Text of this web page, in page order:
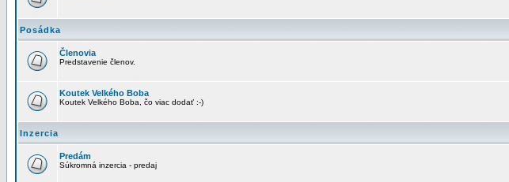
Posádka
Členovia
Predstavenie členov.
Koutek Velkého Boba
Koutek Velkého Boba, čo viac dodať :-)
Inzercia
Predám
Súkromná inzercia - predaj